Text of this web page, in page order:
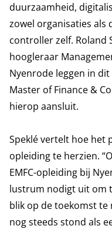
duurzaamheid,
zowel organisaties als
controller zelf. Roland
hoogleraar
Nyenrode leggen in
Master of Finance &
hierop aansluit.
Speklé vertelt hoe het
opleiding te herzien.
EMFC-opleiding bij
lustrum nodigt uit om
blik op de toekomst te
nog steeds stond als